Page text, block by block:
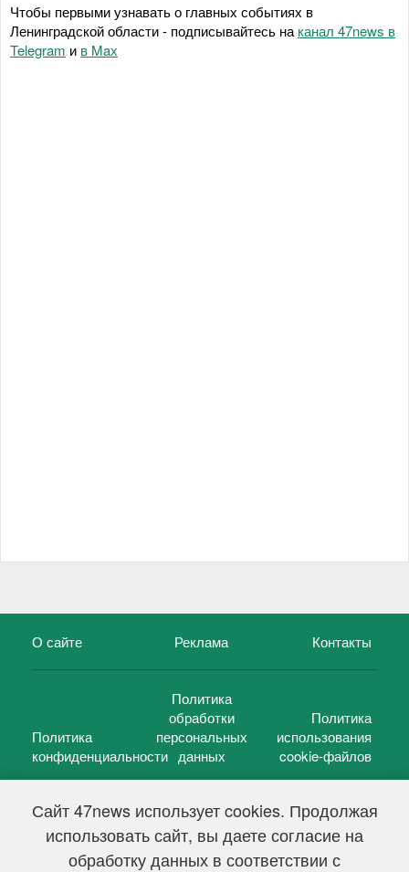
Сайт 47news использует cookies. Продолжая
использовать сайт, вы даете согласие на
обработку данных в соответствии с
Чтобы первыми узнавать о главных событиях в
Ленинградской области - подписывайтесь на канал 47news в
Telegram и в Maх
О сайте Реклама Контакты
Политика
конфиденциальности
Политика
обработки
персональных
данных
Политика
использования
cookie-файлов
47 новостей (47 news)2005 — 2026 г.
Свидетельство о регистрации СМИ Эл № ФС 77-39848, выдано